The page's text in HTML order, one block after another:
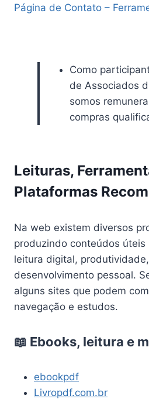
Página de Contato –
Como
de Associados
somos
compras
Leituras,
Plataformas
Na web existem diversos
produzindo conteúdos úteis
leitura digital,
desenvolvimento pessoal.
alguns sites que podem
navegação e estudos.
📖 Ebooks, leitura e
ebookpdf
Livropdf.com.br